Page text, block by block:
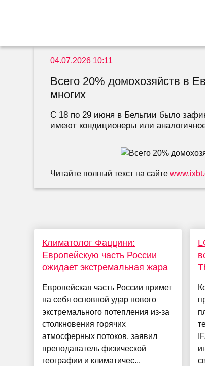
04.07.2026 10:11
Всего 20% домохозяйств в
многих
С 18 по 29 июня в Бельгии было
имеют кондиционеры или
Читайте полный текст на сайте
Климатолог Фаццини:
Европейскую часть России
ожидает экстремальная жара
Европейская часть России примет
на себя основной удар нового
экстремального потепления из-за
столкновения горячих
атмосферных потоков, заявил
преподаватель физической
географии и климатичес...